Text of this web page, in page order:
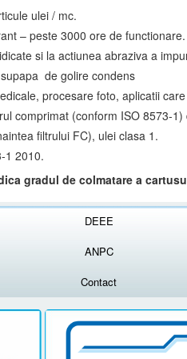
ulei / mc.
– peste 3000 ore de functionare.
si la actiunea abraziva a
de golire condens
procesare foto, aplicatii
comprimat (conform ISO 8573-
filtrului FC), ulei clasa 1.
1 2010.
gradul de colmatare a
DEEE
ANPC
Contact